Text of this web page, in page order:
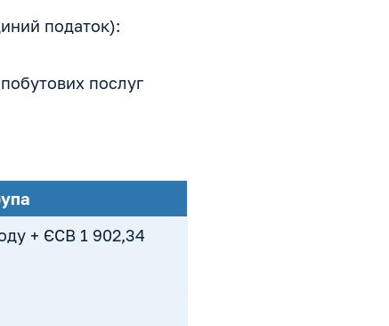
податок):
послуг
+ ЄСВ 1 902,34